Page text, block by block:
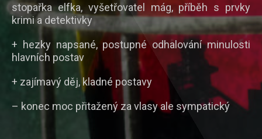
stopařka elfka, vyšetřovatel mág, příběh s prvky
krimi a detektivky
+ hezky napsané, postupné odhalování minulosti
hlavních postav
+ zajímavý děj, kladné postavy
– konec moc přitažený za vlasy ale sympatický